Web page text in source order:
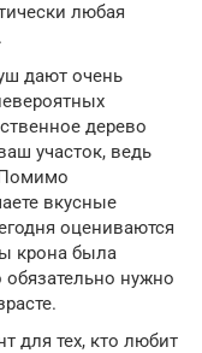
любая
дают очень
дерево
участок, ведь
Помимо
вкусные
оцениваются
крона была
нужно
для тех, кто любит